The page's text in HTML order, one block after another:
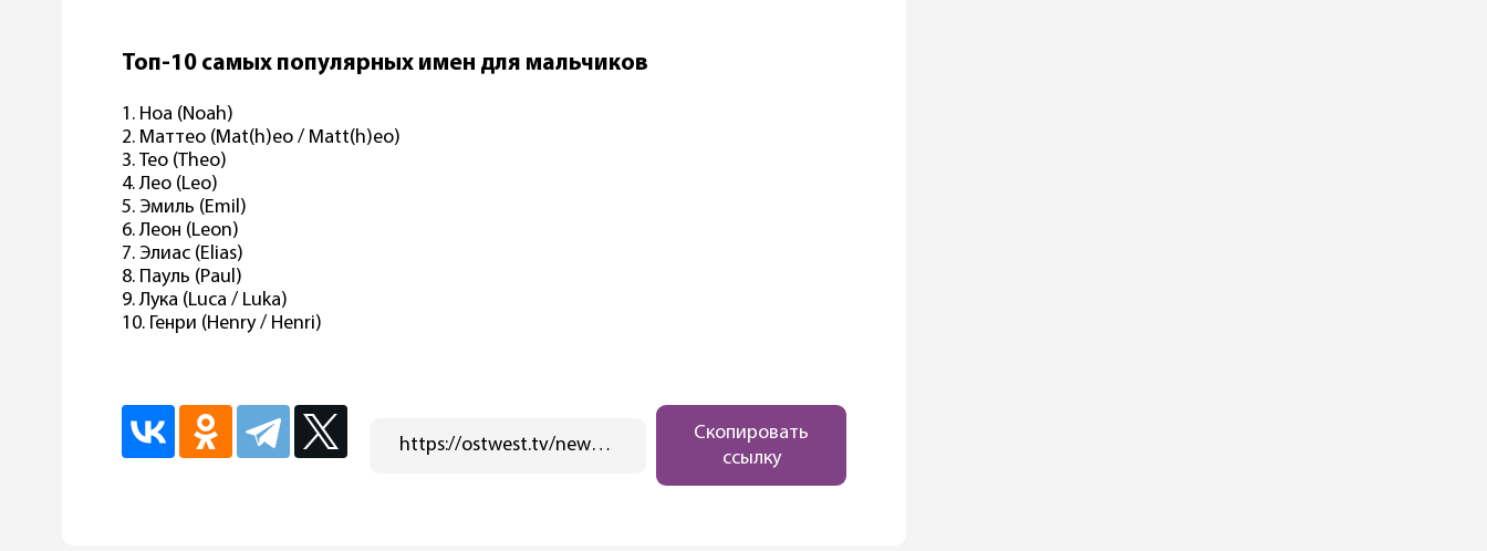
Топ-10 самых популярных имен для мальчиков
1. Ноа (Noah)
2. Маттео (Mat(h)eo / Matt(h)eo)
3. Тео (Theo)
4. Лео (Leo)
5. Эмиль (Emil)
6. Леон (Leon)
7. Элиас (Elias)
8. Пауль (Paul)
9. Лука (Luca / Luka)
10. Генри (Henry / Henri)
https://ostwest.tv/news/kakie-imena-dlya-detej-byli-samymi-populyarnymi-v-germani-v-2025-godu/
Скопировать
ссылку